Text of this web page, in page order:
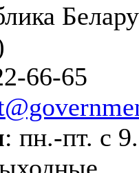
66-65
: пн.-пт. с